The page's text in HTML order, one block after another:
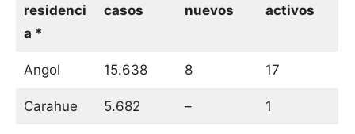
residenci
a *
casos
nuevos
activos
Angol 15.638 8 17
Carahue 5.682 – 1